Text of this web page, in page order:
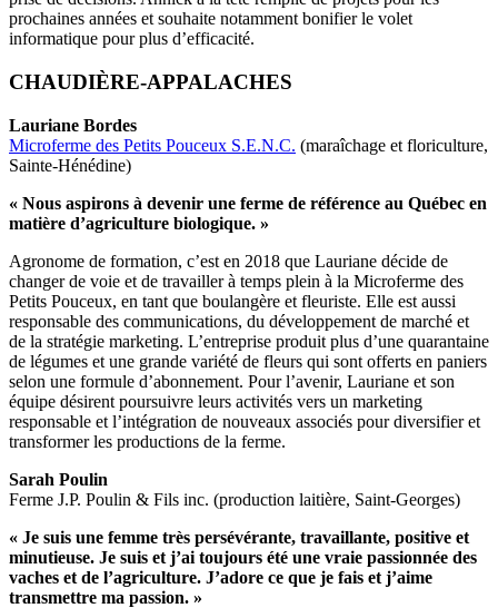
prochaines années et souhaite notamment bonifier le volet
informatique pour plus d’efficacité.
CHAUDIÈRE-APPALACHES
Lauriane Bordes
Microferme des Petits Pouceux S.E.N.C. (maraîchage et floriculture,
Sainte-Hénédine)
« Nous aspirons à devenir une ferme de référence au Québec en
matière d’agriculture biologique. »
Agronome de formation, c’est en 2018 que Lauriane décide de
changer de voie et de travailler à temps plein à la Microferme des
Petits Pouceux, en tant que boulangère et fleuriste. Elle est aussi
responsable des communications, du développement de marché et
de la stratégie marketing. L’entreprise produit plus d’une quarantaine
de légumes et une grande variété de fleurs qui sont offerts en paniers
selon une formule d’abonnement. Pour l’avenir, Lauriane et son
équipe désirent poursuivre leurs activités vers un marketing
responsable et l’intégration de nouveaux associés pour diversifier et
transformer les productions de la ferme.
Sarah Poulin
Ferme J.P. Poulin & Fils inc. (production laitière, Saint-Georges)
« Je suis une femme très persévérante, travaillante, positive et
minutieuse. Je suis et j’ai toujours été une vraie passionnée des
vaches et de l’agriculture. J’adore ce que je fais et j’aime
transmettre ma passion. »